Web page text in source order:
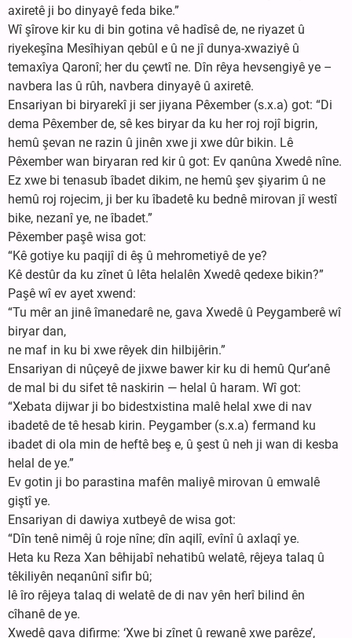
axiretê ji bo dinyayê feda bike.”
Wî şîrove kir ku di bin gotina vê hadîsê de, ne riyazet û
riyekeşîna Mesîhiyan qebûl e û ne jî dunya-xwaziyê û
temaxîya Qaronî; her du çewtî ne. Dîn rêya hevsengiyê ye –
navbera las û rûh, navbera dinyayê û axiretê.
Ensariyan bi biryarekî ji ser jiyana Pêxember (s.x.a) got: “Di
dema Pêxember de, sê kes biryar da ku her roj rojî bigrin,
hemû şevan ne razin û jinên xwe ji xwe dûr bikin. Lê
Pêxember wan biryaran red kir û got: Ev qanûna Xwedê nîne.
Ez xwe bi tenasub îbadet dikim, ne hemû şev şiyarim û ne
hemû roj rojecim, ji ber ku îbadetê ku bednê mirovan jî westî
bike, nezanî ye, ne îbadet.”
Pêxember paşê wisa got:
“Kê gotiye ku paqijî di êş û mehrometiyê de ye?
Kê destûr da ku zînet û lêta helalên Xwedê qedexe bikin?”
Paşê wî ev ayet xwend:
“Tu mêr an jinê îmanedarê ne, gava Xwedê û Peygamberê wî
biryar dan,
ne maf in ku bi xwe rêyek din hilbijêrin.”
Ensariyan di nûçeyê de jixwe bawer kir ku di hemû Qur’anê
de mal bi du sifet tê naskirin — helal û haram. Wî got:
“Xebata dijwar ji bo bidestxistina malê helal xwe di nav
ibadetê de tê hesab kirin. Peygamber (s.x.a) fermand ku
ibadet di ola min de heftê beş e, û şest û neh ji wan di kesba
helal de ye.”
Ev gotin ji bo parastina mafên maliyê mirovan û emwalê
giştî ye.
Ensariyan di dawiya xutbeyê de wisa got:
“Dîn tenê nimêj û roje nîne; dîn aqilî, evînî û axlaqî ye.
Heta ku Reza Xan bêhijabî nehatibû welatê, rêjeya talaq û
têkiliyên neqanûnî sifir bû;
lê îro rêjeya talaq di welatê de di nav yên herî bilind ên
cîhanê de ye.
Xwedê gava difirme: ‘Xwe bi zînet û rewanê xwe parêze’,